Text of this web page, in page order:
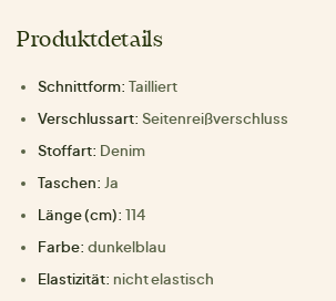
Produktdetails
Schnittform: Tailliert
Verschlussart: Seitenreißverschluss
Stoffart: Denim
Taschen: Ja
Länge (cm): 114
Farbe: dunkelblau
Elastizität: nicht elastisch